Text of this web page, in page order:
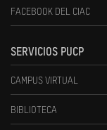
FACEBOOK DEL CIAC
SERVICIOS PUCP
CAMPUS VIRTUAL
BIBLIOTECA